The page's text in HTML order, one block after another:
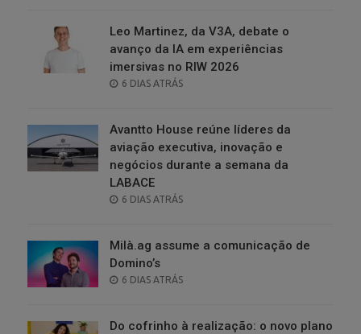
Leo Martinez, da V3A, debate o
avanço da IA em experiências
imersivas no RIW 2026
POSTED
6 DIAS ATRÁS
Avantto House reúne líderes da
aviação executiva, inovação e
negócios durante a semana da
LABACE
POSTED
6 DIAS ATRÁS
Milà.ag assume a comunicação de
Domino’s
POSTED
6 DIAS ATRÁS
Do cofrinho à realização: o novo plano